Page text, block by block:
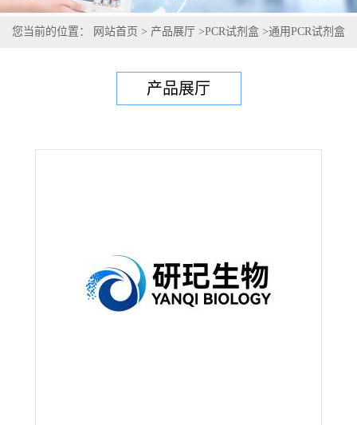
您当前的位置： 网站首页 > 产品展厅 >PCR试剂盒 >通用PCR试剂盒
产品展厅